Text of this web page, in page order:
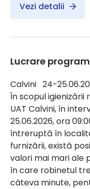
Vezi detalii
Lucrare
Calvini 24-
În scopul igienizării
UAT Calvini, în
25.06.2026, ora
întreruptă în
furnizării, există
valori mai mari ale
în care robinetul
câteva minute,